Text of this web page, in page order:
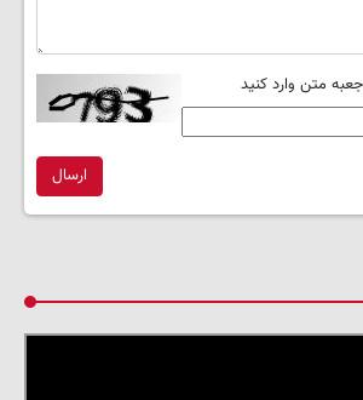
متن وارد کنید
ارسال